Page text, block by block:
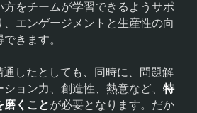
方をチームが学習できるようサポ
エンゲージメントと生産性の向
きます。
したとしても、同時に、問題解
ョン力、創造性、熱意など、 特
磨くことが必要となります。だか